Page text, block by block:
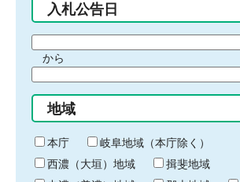
入札公告日
間
始
り
から
間
終
わ
り
地域
本庁
岐阜地域（本庁除く）
西濃（大垣）地域
揖斐地域